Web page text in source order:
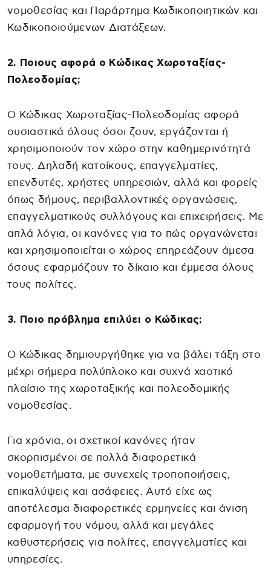
νομοθεσίας και Παράρτημα Κωδικοποιητικών και
Κωδικοποιούμενων Διατάξεων.
2. Ποιους αφορά ο Κώδικας Χωροταξίας-
Πολεοδομίας;
Ο Κώδικας Χωροταξίας-Πολεοδομίας αφορά
ουσιαστικά όλους όσοι ζουν, εργάζονται ή
χρησιμοποιούν τον χώρο στην καθημερινότητά
τους. Δηλαδή κατοίκους, επαγγελματίες,
επενδυτές, χρήστες υπηρεσιών, αλλά και φορείς
όπως δήμους, περιβαλλοντικές οργανώσεις,
επαγγελματικούς συλλόγους και επιχειρήσεις. Με
απλά λόγια, οι κανόνες για το πώς οργανώνεται
και χρησιμοποιείται ο χώρος επηρεάζουν άμεσα
όσους εφαρμόζουν το δίκαιο και έμμεσα όλους
τους πολίτες.
3. Ποιο πρόβλημα επιλύει ο Κώδικας;
Ο Κώδικας δημιουργήθηκε για να βάλει τάξη στο
μέχρι σήμερα πολύπλοκο και συχνά χαοτικό
πλαίσιο της χωροταξικής και πολεοδομικής
νομοθεσίας.
Για χρόνια, οι σχετικοί κανόνες ήταν
σκορπισμένοι σε πολλά διαφορετικά
νομοθετήματα, με συνεχείς τροποποιήσεις,
επικαλύψεις και ασάφειες. Αυτό είχε ως
αποτέλεσμα διαφορετικές ερμηνείες και άνιση
εφαρμογή του νόμου, αλλά και μεγάλες
καθυστερήσεις για πολίτες, επαγγελματίες και
υπηρεσίες.